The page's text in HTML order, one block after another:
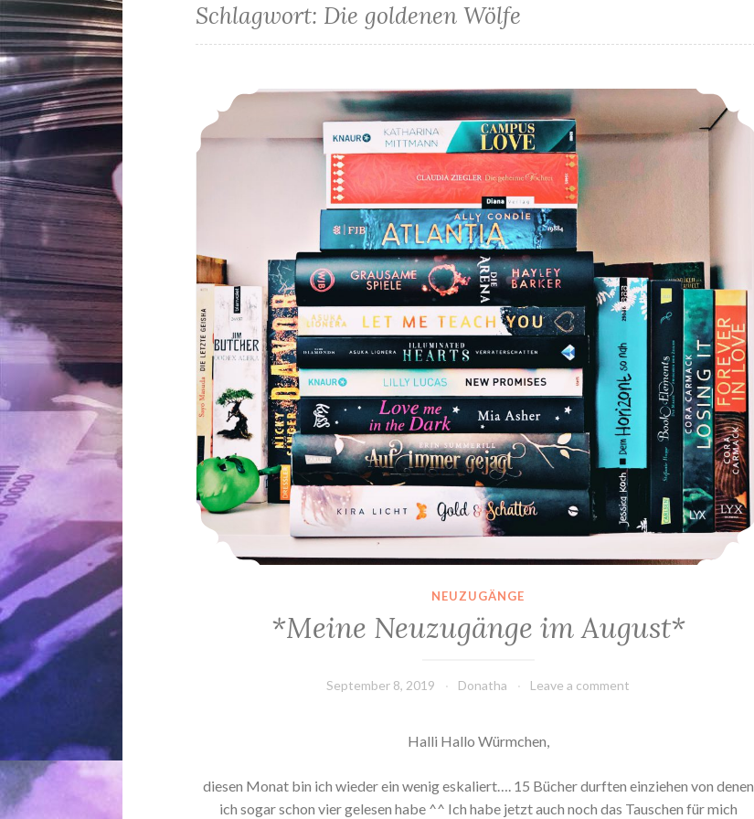
Schlagwort: Die goldenen Wölfe
*Meine Neuzugänge im August*
NEUZUGÄNGE
*Meine Neuzugänge im August*
September 8, 2019 Donatha Leave a comment
Halli Hallo Würmchen,
diesen Monat bin ich wieder ein wenig eskaliert…. 15 Bücher durften einziehen von denen
ich sogar schon vier gelesen habe ^^ Ich habe jetzt auch noch das Tauschen für mich